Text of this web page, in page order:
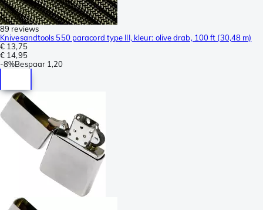
89 reviews
Knivesandtools 550 paracord type III, kleur: olive drab, 100 ft (30,48 m)
€ 13,75
€ 14,95
-8%Bespaar 1,20